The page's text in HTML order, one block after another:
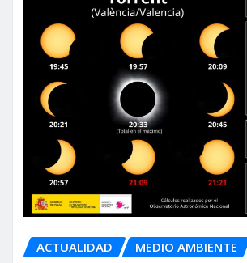
ACTUALIDAD MEDIO AMBIENTE